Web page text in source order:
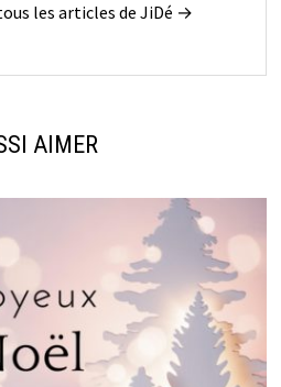
les articles de JiDé →
AIMER